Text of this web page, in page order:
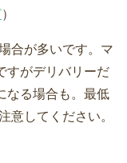
）
合が多いです。マ
すがデリバリーだ
なる場合も。最低
意してください。